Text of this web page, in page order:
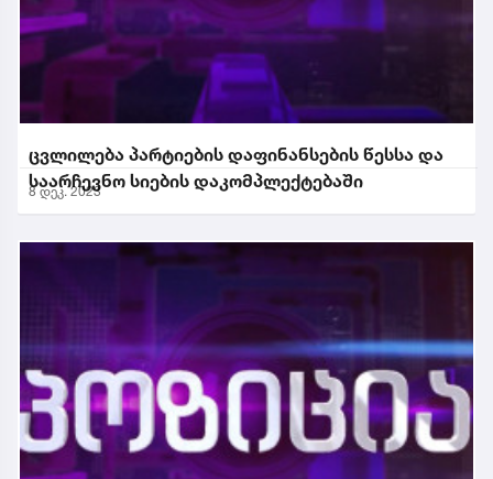
ცვლილება პარტიების დაფინანსების წესსა და
საარჩევნო სიების დაკომპლექტებაში
8 დეკ. 2023